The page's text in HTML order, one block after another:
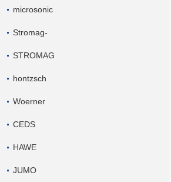
microsonic
Stromag-
STROMAG
hontzsch
Woerner
CEDS
HAWE
JUMO